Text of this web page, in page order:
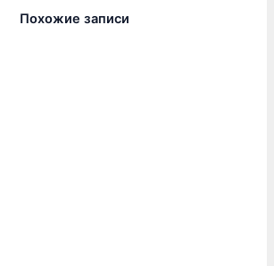
Похожие записи